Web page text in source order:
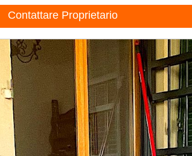
Contattare Proprietario